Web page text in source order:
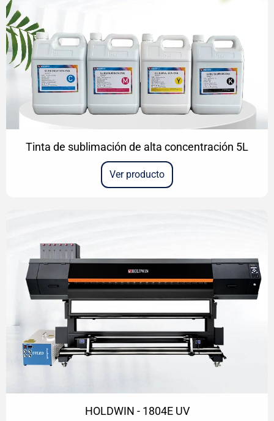
Tinta de sublimación de alta concentración 5L
Ver producto
HOLDWIN - 1804E UV